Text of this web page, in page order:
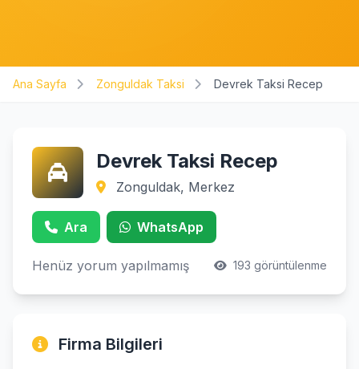
Ana Sayfa Zonguldak Taksi Devrek Taksi Recep
Devrek Taksi Recep
Zonguldak, Merkez
Ara WhatsApp
Henüz yorum yapılmamış 193 görüntülenme
Firma Bilgileri